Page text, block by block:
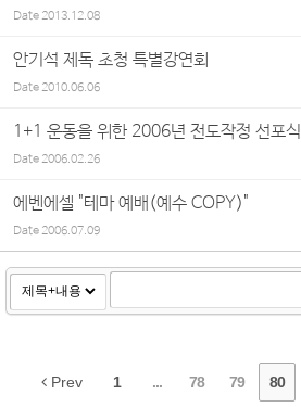
Date2013.12.08
안기석 제독 초청 특별강연회
Date2010.06.06
1+1 운동을 위한 2006년 전도작정 선포식
Date2006.02.26
에벤에셀 "테마 예배(예수 COPY)"
Date2006.07.09
Prev 1 ... 78 79 80